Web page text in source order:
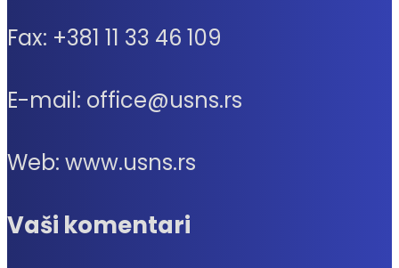
Fax: +381 11 33 46 109
E-mail: office@usns.rs
Web: www.usns.rs
Vaši komentari